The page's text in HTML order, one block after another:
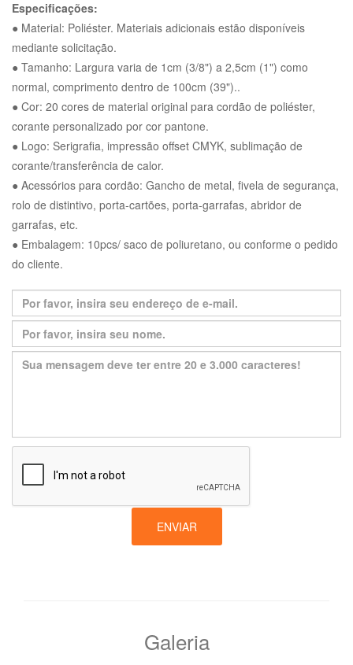
Especificações:
● Material: Poliéster. Materiais adicionais estão disponíveis
mediante solicitação.
● Tamanho: Largura varia de 1cm (3/8") a 2,5cm (1") como
normal, comprimento dentro de 100cm (39")..
● Cor: 20 cores de material original para cordão de poliéster,
corante personalizado por cor pantone.
● Logo: Serigrafia, impressão offset CMYK, sublimação de
corante/transferência de calor.
● Acessórios para cordão: Gancho de metal, fivela de segurança,
rolo de distintivo, porta-cartões, porta-garrafas, abridor de
garrafas, etc.
● Embalagem: 10pcs/ saco de poliuretano, ou conforme o pedido
do cliente.
ENVIAR
Galeria